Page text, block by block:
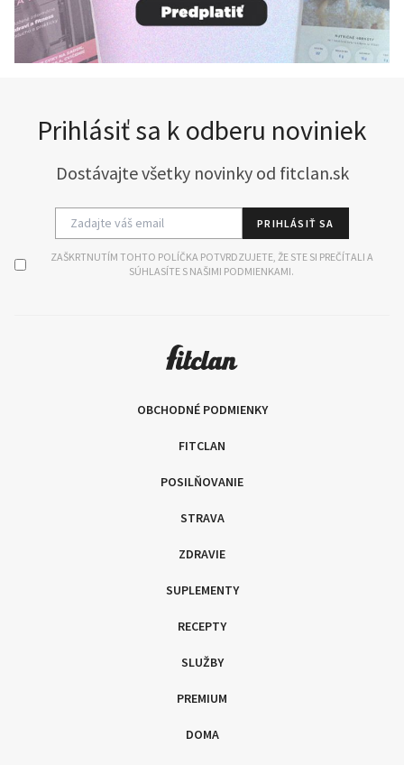
Prihlásiť sa k odberu noviniek
Dostávajte všetky novinky od fitclan.sk
PRIHLÁSIŤ SA
ZAŠKRTNUTÍM TOHTO POLÍČKA POTVRDZUJETE, ŽE STE SI PREČÍTALI A
SÚHLASÍTE S NAŠIMI PODMIENKAMI.
OBCHODNÉ PODMIENKY
FITCLAN
POSILŇOVANIE
STRAVA
ZDRAVIE
SUPLEMENTY
RECEPTY
SLUŽBY
PREMIUM
DOMA